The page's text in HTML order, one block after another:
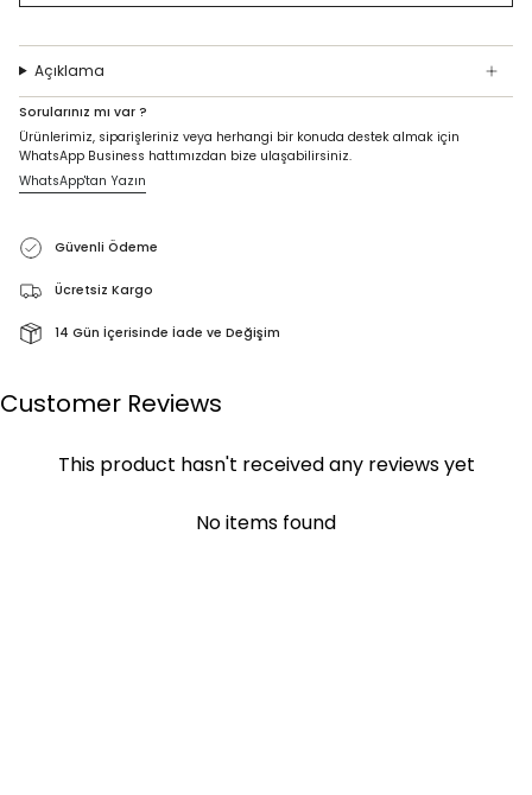
Açıklama
Sorularınız mı var ?
Ürünlerimiz, siparişleriniz veya herhangi bir konuda destek almak için
WhatsApp Business hattımızdan bize ulaşabilirsiniz.
WhatsApp'tan Yazın
Güvenli Ödeme
Ücretsiz Kargo
14 Gün İçerisinde İade ve Değişim
Customer Reviews
This product hasn't received any reviews yet
No items found